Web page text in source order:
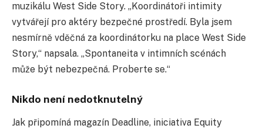
muzikálu West Side Story. „Koordinátoři intimity
vytvářejí pro aktéry bezpečné prostředí. Byla jsem
nesmírně vděčná za koordinátorku na place West Side
Story,“ napsala. „Spontaneita v intimních scénách
může být nebezpečná. Proberte se.“
Nikdo není nedotknutelný
Jak připomíná magazín Deadline, iniciativa Equity